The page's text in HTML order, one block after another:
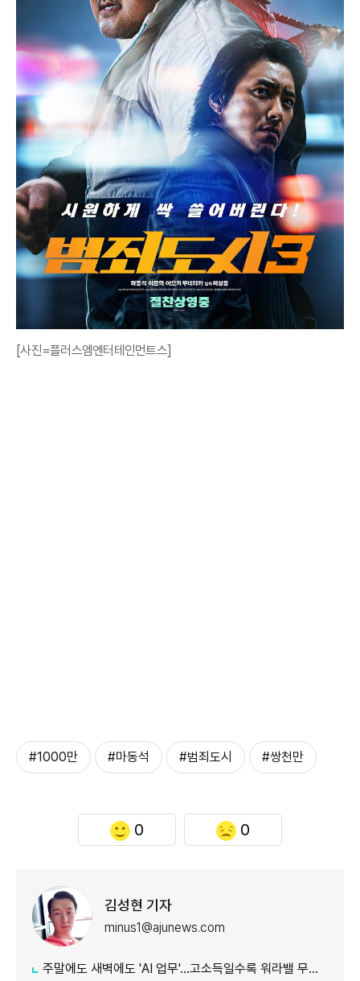
[사진=플러스엠엔터테인먼트스]
#1000만 #마동석 #범죄도시 #쌍천만
0 0
김성현 기자
minus1@ajunews.com
주말에도 새벽에도 'AI 업무'…고소득일수록 워라밸 무너졌다